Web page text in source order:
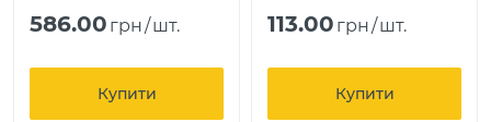
586.00 грн/шт.
Купити
113.00 грн/шт.
Купити